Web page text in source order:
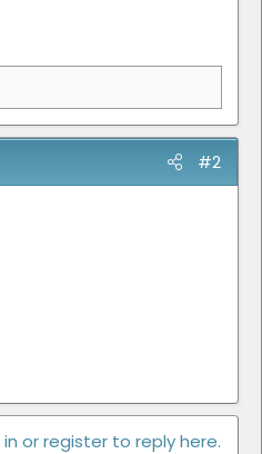
#2
or register to reply here.